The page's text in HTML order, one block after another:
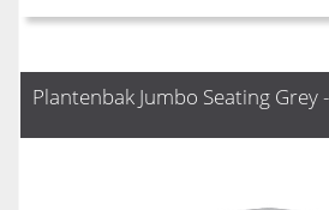
Plantenbak Jumbo Seating Grey